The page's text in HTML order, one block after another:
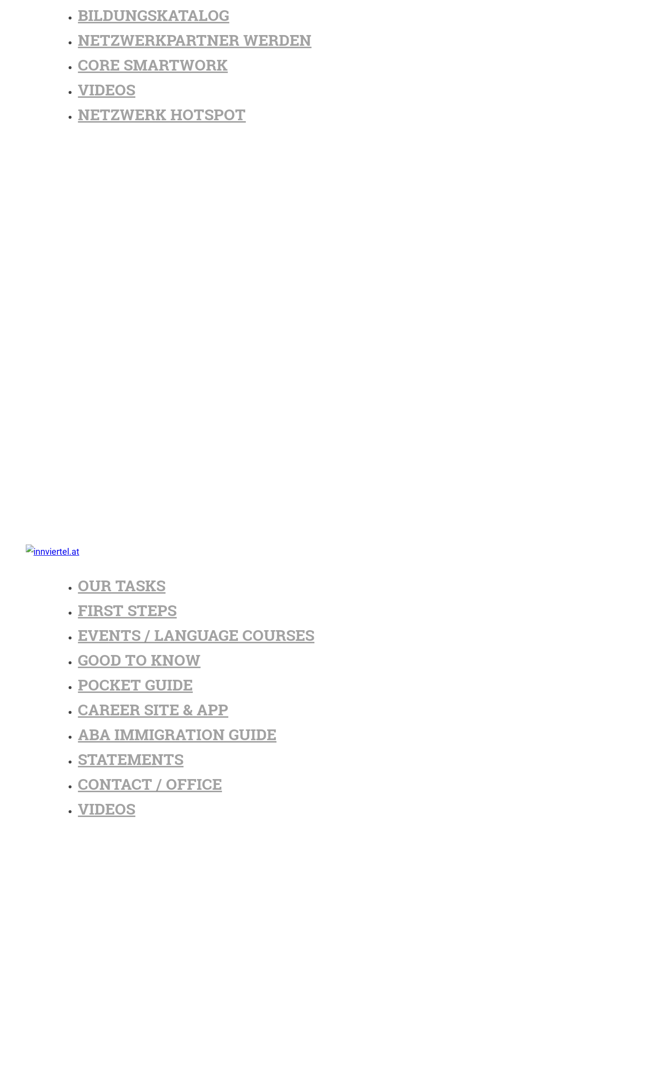
BILDUNGSKATALOG
NETZWERKPARTNER WERDEN
CORE SMARTWORK
VIDEOS
NETZWERK HOTSPOT
OUR TASKS
FIRST STEPS
EVENTS / LANGUAGE COURSES
GOOD TO KNOW
POCKET GUIDE
CAREER SITE & APP
ABA IMMIGRATION GUIDE
STATEMENTS
CONTACT / OFFICE
VIDEOS